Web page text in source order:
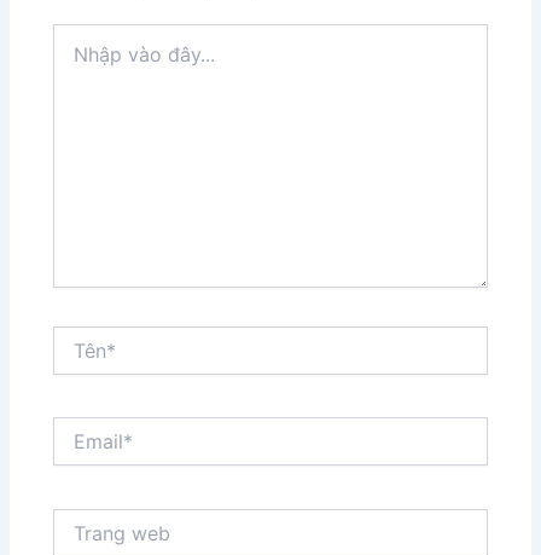
vào
web